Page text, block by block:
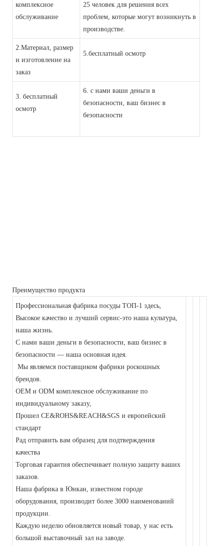
комплексное
обслуживание
25 человек для решения всех
проблем, которые могут возникнуть в
производстве.
2.Материал, размер
и изготовление на
заказ
5.бесплатный осмотр
3. бесплатный
осмотр
6. с нами ваши деньги в
безопасности, ваш бизнес в
безопасности
Преимущество продукта
Профессиональная фабрика посуды ТОП-1 здесь,
Высокое качество и лучший сервис-это наша культура,
наша жизнь.
С нами ваши деньги в безопасности, ваш бизнес в
безопасности — наша основная идея.
Мы являемся поставщиком фабрики роскошных
брендов.
OEM и ODM комплексное обслуживание по
индивидуальному заказу,
Прошел CE&ROHS&REACH&SGS и европейский
стандарт
Рад отправить вам образец для подтверждения
качества
Торговая гарантия обеспечивает полную защиту ваших
заказов.
Наша фабрика в Юнкан, известном городе
оборудования, производит более 3000 наименований
продукции.
Каждую неделю обновляется новый товар, у нас есть
большой выставочный зал на заводе.